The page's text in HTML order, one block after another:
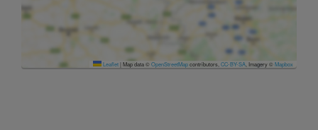
Leaflet|Map data ©OpenStreetMapcontributors,CC-BY-SA, Imagery ©Mapbox